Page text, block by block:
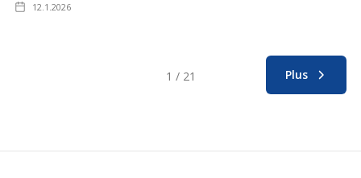
12.1.2026
1 / 21 Plus